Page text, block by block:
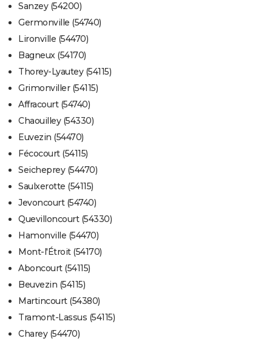
Sanzey (54200)
Germonville (54740)
Lironville (54470)
Bagneux (54170)
Thorey-Lyautey (54115)
Grimonviller (54115)
Affracourt (54740)
Chaouilley (54330)
Euvezin (54470)
Fécocourt (54115)
Seicheprey (54470)
Saulxerotte (54115)
Jevoncourt (54740)
Quevilloncourt (54330)
Hamonville (54470)
Mont-l'Étroit (54170)
Aboncourt (54115)
Beuvezin (54115)
Martincourt (54380)
Tramont-Lassus (54115)
Charey (54470)